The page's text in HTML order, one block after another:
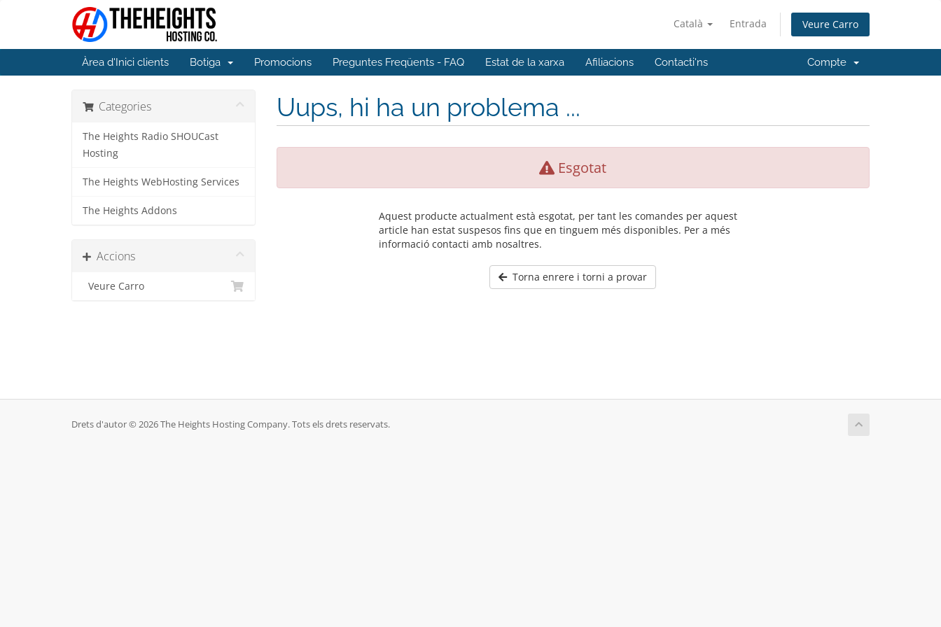
Català Entrada Veure Carro
Àrea d'Inici clients Botiga Promocions Preguntes Freqüents - FAQ Estat de la xarxa Afiliacions Contacti'ns Compte
Categories
The Heights Radio SHOUCast
Hosting
The Heights WebHosting Services
The Heights Addons
Accions
Veure Carro
Uups, hi ha un problema ...
Esgotat
Aquest producte actualment està esgotat, per tant les comandes per aquest
article han estat suspesos fins que en tinguem més disponibles. Per a més
informació contacti amb nosaltres.
Torna enrere i torni a provar
Drets d'autor © 2026 The Heights Hosting Company. Tots els drets reservats.